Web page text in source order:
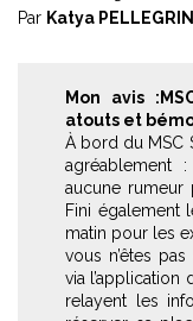
Par Katya
Mon avis
atouts et
À bord du MSC
agréablement
aucune rumeur
Fini également
matin pour les
vous n’êtes
via l’application
relayent les